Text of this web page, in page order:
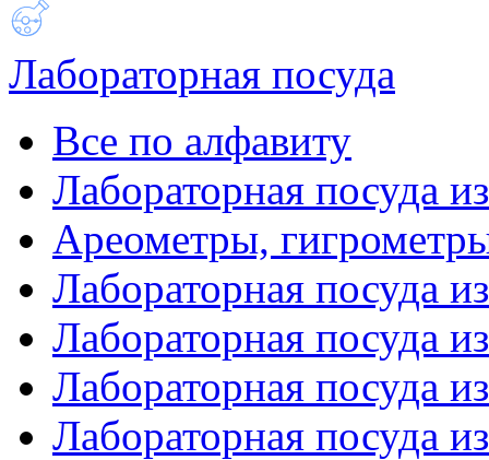
Лабораторная посуда
Все по алфавиту
Лабораторная посуда
Ареометры,
Лабораторная посуда
Лабораторная посуда
Лабораторная посуда
Лабораторная посуда